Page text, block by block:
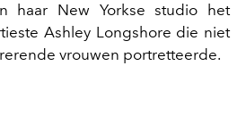
haar New Yorkse studio het
Ashley Longshore die niet
vrouwen portretteerde.